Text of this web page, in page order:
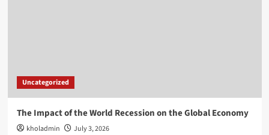
Uncategorized
The Impact of the World Recession on the Global Economy
kholadmin July 3, 2026